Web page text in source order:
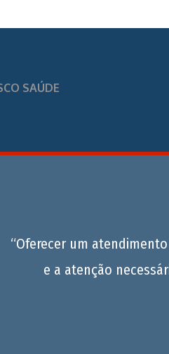
“Oferecer um
e a atenção